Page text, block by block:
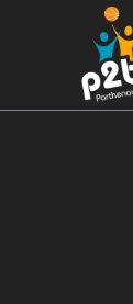
P2B79